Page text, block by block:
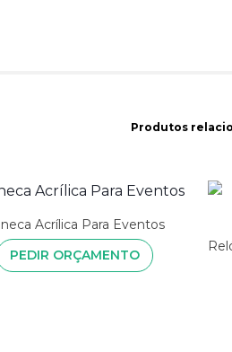
Produtos
Acrílica Para Eventos
PEDIR ORÇAMENTO